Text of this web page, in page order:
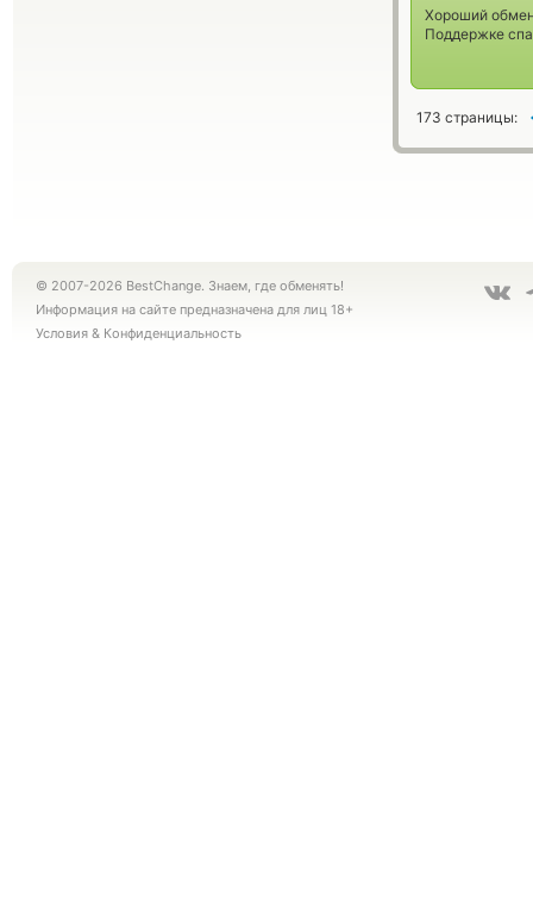
Хороший
Поддержке
173 страницы:
© 2007-2026 BestChange. Знаем, где обменять!
Информация на сайте предназначена для лиц 18+
Условия & Конфиденциальность